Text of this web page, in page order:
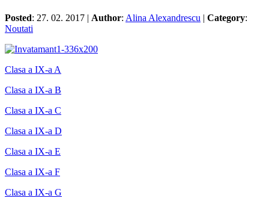
Posted: 27. 02. 2017 | Author: Alina Alexandrescu | Category:
Noutati
Clasa a IX-a A
Clasa a IX-a B
Clasa a IX-a C
Clasa a IX-a D
Clasa a IX-a E
Clasa a IX-a F
Clasa a IX-a G